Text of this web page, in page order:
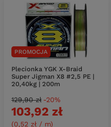
PROMOCJA
Plecionka YGK X-Braid
Super Jigman X8 #2,5 PE |
20,40kg | 200m
103,92 zł
(0,52 zł / m)
129,90 zł -20%